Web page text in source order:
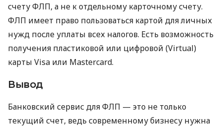
счету ФЛП, а не к отдельному карточному счету.
ФЛП имеет право пользоваться картой для личных
нужд после уплаты всех налогов. Есть возможность
получения пластиковой или цифровой (Virtual)
карты Visa или Mastercard.
Вывод
Банковский сервис для ФЛП — это не только
текущий счет, ведь современному бизнесу нужна